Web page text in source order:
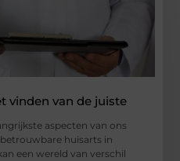
vinden van de juiste
aspecten van ons
huisarts in
een wereld van verschil